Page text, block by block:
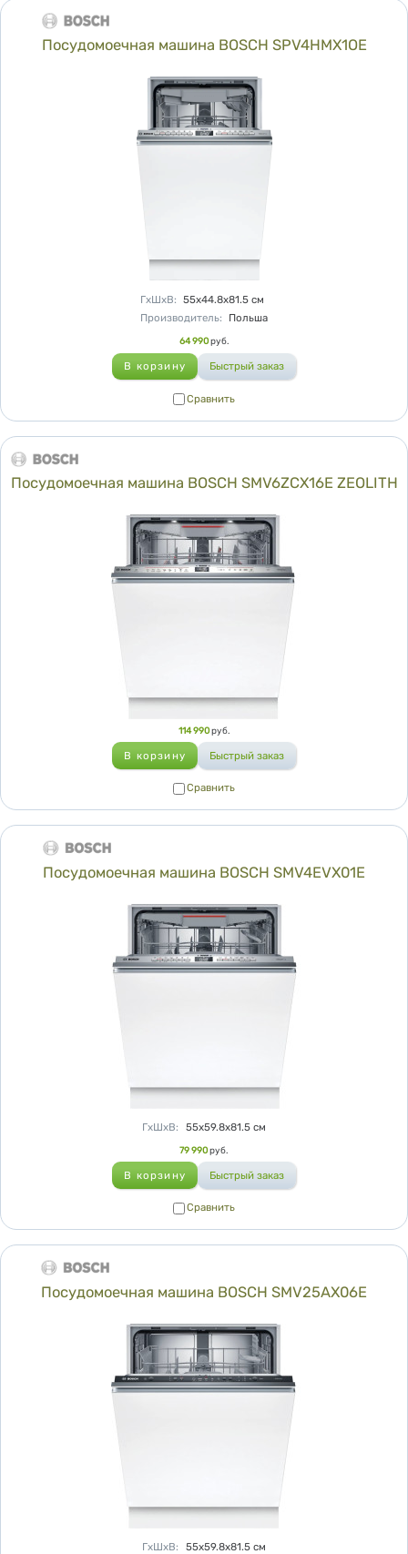
Посудомоечная машина BOSCH SPV4HMX1OE
Характеристики
ГхШхВ: 55х44.8х81.5 см
Производитель: Польша
64 990 руб.
Сравнить
Посудомоечная машина BOSCH SMV6ZCX16E ZEOLITH
114 990 руб.
Сравнить
Посудомоечная машина BOSCH SMV4EVX01E
Характеристики
ГхШхВ: 55х59.8х81.5 см
79 990руб.
Сравнить
Посудомоечная машина BOSCH SMV25AX06E
Характеристики
ГхШхВ: 55х59.8х81.5 см